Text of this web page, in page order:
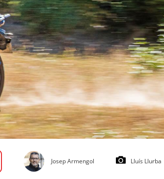
Josep Armengol
Lluís Llurba